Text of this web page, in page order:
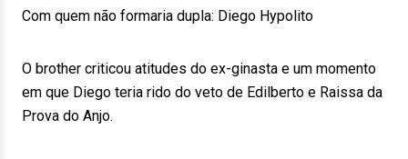
Com quem não formaria dupla: Diego Hypolito
O brother criticou atitudes do ex-ginasta e um momento
em que Diego teria rido do veto de Edilberto e Raissa da
Prova do Anjo.